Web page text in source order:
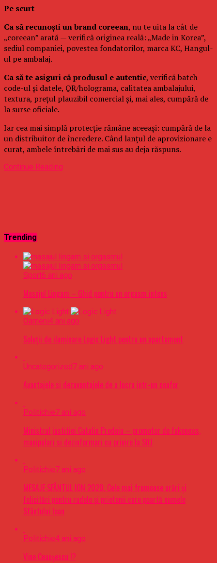
Pe scurt
Ca să recunoști un brand coreean, nu te uita la cât de
„coreean” arată — verifică originea reală: „Made in Korea”,
sediul companiei, povestea fondatorilor, marca KC, Hangul-
ul pe ambalaj.
Ca să te asiguri că produsul e autentic, verifică batch
code-ul și datele, QR/holograma, calitatea ambalajului,
textura, prețul plauzibil comercial și, mai ales, cumpără de
la surse oficiale.
Iar cea mai simplă protecție rămâne aceeași: cumpără de la
un distribuitor de încredere. Când lanțul de aprovizionare e
curat, ambele întrebări de mai sus au deja răspuns.
Continue Reading
Trending
Sport6 ani ago
Masajul Lingam – Ghid pentru un orgasm intens
Oameni4 ani ago
Soluții de iluminare Logic Light pentru un apartament
Uncategorized7 ani ago
Avantajele si dezavantajele de a lucra intr-un coafor
Politichie7 ani ago
Ministrul justitiei Catalin Predoiu – promotor de fakenews,
manipulari si dezinformari cu privire la SIIJ
Politichie7 ani ago
MESAJE SFÂNTUL ION 2020. Cele mai frumoase urări şi
felicitări pentru rudele şi prietenii care poartă numele
Sfântului Ioan
Politichie4 ani ago
Vine Ceaușescu !?